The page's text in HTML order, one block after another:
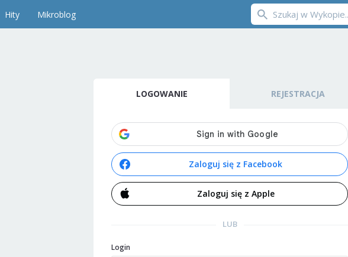
Hity Mikroblog
LOGOWANIE REJESTRACJA
Zaloguj się z Facebook
Zaloguj się z Apple
LUB
Login